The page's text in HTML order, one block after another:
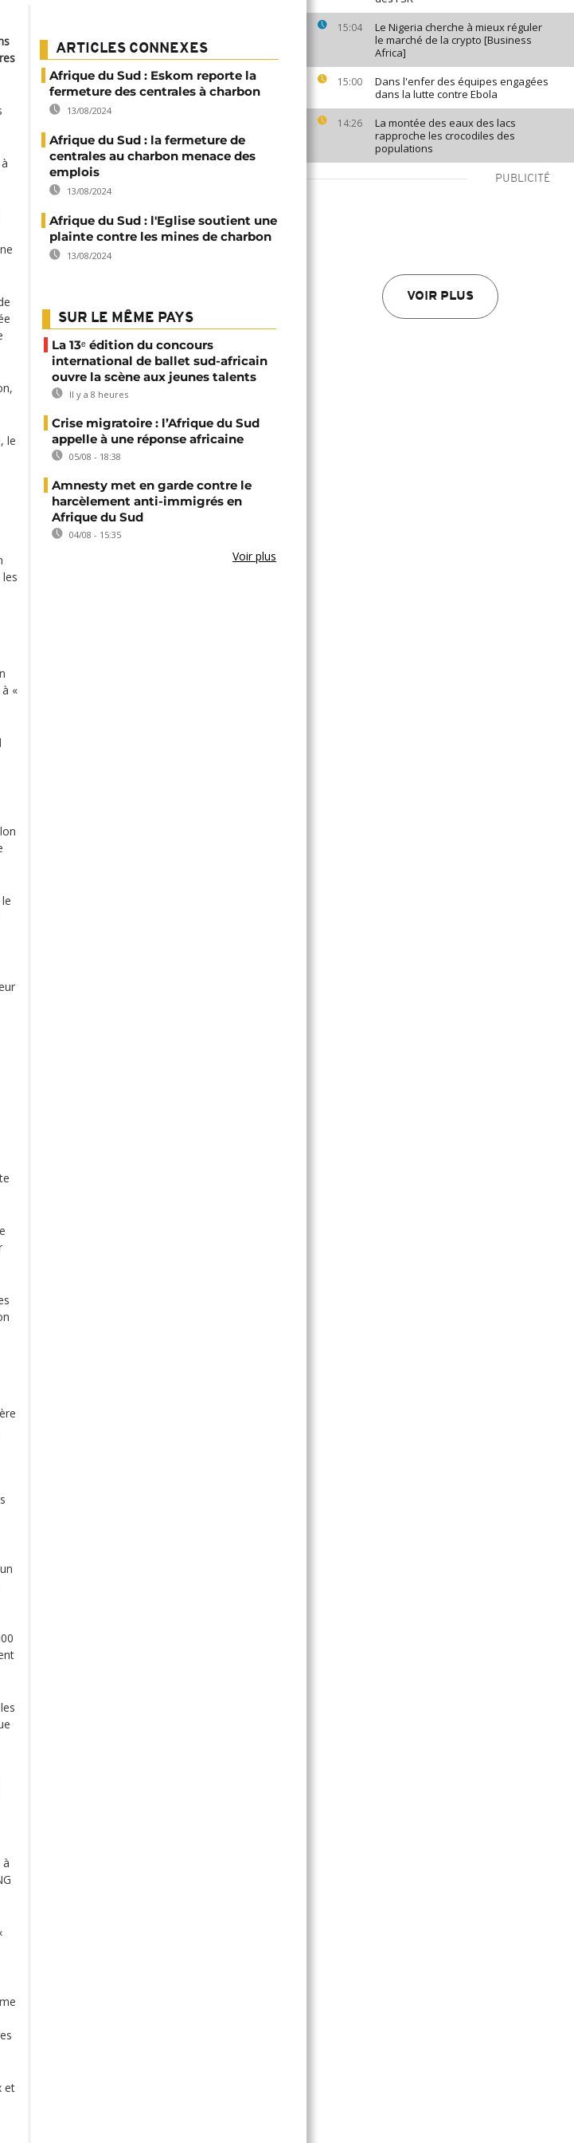
15:04
Le Nigeria cherche à mieux réguler
le marché de la crypto [Business
Africa]
15:00
Dans l'enfer des équipes engagées
dans la lutte contre Ebola
14:26
La montée des eaux des lacs
rapproche les crocodiles des
populations
PUBLICITÉ
VOIR PLUS
le
«
et
ARTICLES CONNEXES
Afrique du Sud : Eskom reporte la
fermeture des centrales à charbon
13/08/2024
Afrique du Sud : la fermeture de
centrales au charbon menace des
emplois
13/08/2024
Afrique du Sud : l'Eglise soutient une
plainte contre les mines de charbon
13/08/2024
SUR LE MÊME PAYS
La 13ᵉ édition du concours
international de ballet sud-africain
ouvre la scène aux jeunes talents
Il y a 8 heures
Crise migratoire : l’Afrique du Sud
appelle à une réponse africaine
05/08 - 18:38
Amnesty met en garde contre le
harcèlement anti-immigrés en
Afrique du Sud
04/08 - 15:35
Voir plus